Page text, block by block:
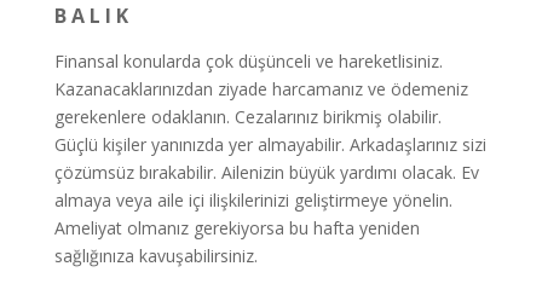
B A L I K
Finansal konularda çok düşünceli ve hareketlisiniz.
Kazanacaklarınızdan ziyade harcamanız ve ödemeniz
gerekenlere odaklanın. Cezalarınız birikmiş olabilir.
Güçlü kişiler yanınızda yer almayabilir. Arkadaşlarınız sizi
çözümsüz bırakabilir. Ailenizin büyük yardımı olacak. Ev
almaya veya aile içi ilişkilerinizi geliştirmeye yönelin.
Ameliyat olmanız gerekiyorsa bu hafta yeniden
sağlığınıza kavuşabilirsiniz.